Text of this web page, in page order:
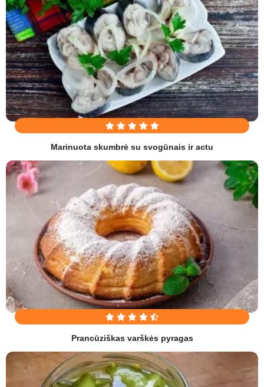
Marinuota skumbrė su svogūnais ir actu
Prancūziškas varškės pyragas